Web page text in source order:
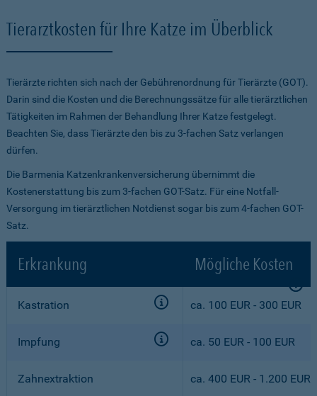
Tierarztkosten für Ihre Katze im Überblick
Tierärzte richten sich nach der Gebührenordnung für Tierärzte (GOT).
Darin sind die Kosten und die Berechnungssätze für alle tierärztlichen
Tätigkeiten im Rahmen der Behandlung Ihrer Katze festgelegt.
Beachten Sie, dass Tierärzte den bis zu 3-fachen Satz verlangen
dürfen.
Die Barmenia Katzenkrankenversicherung übernimmt die
Kostenerstattung bis zum 3-fachen GOT-Satz. Für eine Notfall-
Versorgung im tierärztlichen Notdienst sogar bis zum 4-fachen GOT-
Satz.
Erkrankung Mögliche Kosten
Kastration ca. 100 EUR - 300 EUR
Impfung ca. 50 EUR - 100 EUR
Zahnextraktion ca. 400 EUR - 1.200 EUR